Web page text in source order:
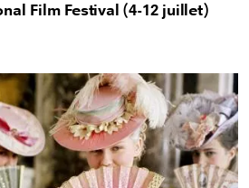
Film Festival (4-12 juillet)